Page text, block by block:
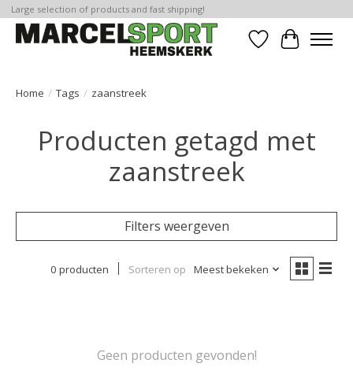
Large selection of products and fast shipping!
Verlanglijst
Home / Tags / zaanstreek
Producten getagd met
zaanstreek
Filters weergeven
0 producten Sorteren op Meest bekeken
Geen producten gevonden!